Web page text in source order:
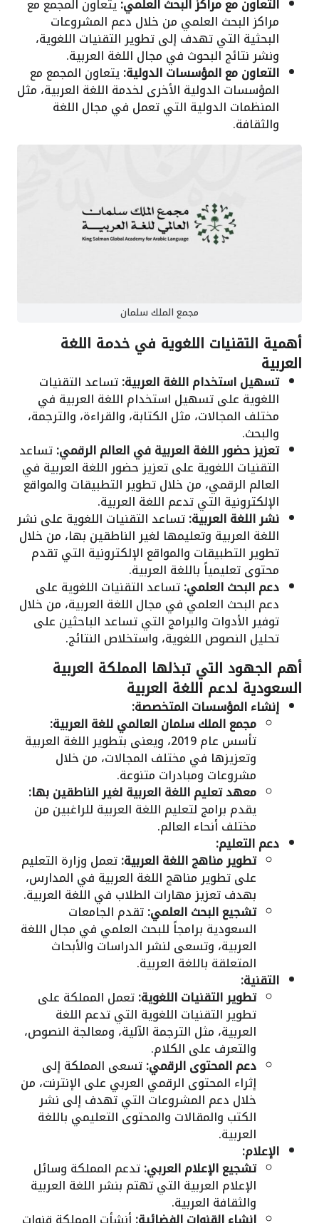
مراكز البحث العلمي من خلال دعم المشروعات
البحثية التي تهدف إلى تطوير التقنيات اللغوية،
ونشر نتائج البحوث في مجال اللغة العربية.
التعاون مع المؤسسات الدولية:يتعاون المجمع مع
المؤسسات الدولية الأخرى لخدمة اللغة العربية، مثل
المنظمات الدولية التي تعمل في مجال اللغة
والثقافة.
مجمع الملك سلمان
أهمية التقنيات اللغوية في خدمة اللغة
العربية
تسهيل استخدام اللغة العربية:تساعد التقنيات
اللغوية على تسهيل استخدام اللغة العربية في
مختلف المجالات، مثل الكتابة، والقراءة، والترجمة،
والبحث.
تعزيز حضور اللغة العربية في العالم الرقمي:تساعد
التقنيات اللغوية على تعزيز حضور اللغة العربية في
العالم الرقمي، من خلال تطوير التطبيقات والمواقع
الإلكترونية التي تدعم اللغة العربية.
نشر اللغة العربية:تساعد التقنيات اللغوية على نشر
اللغة العربية وتعليمها لغير الناطقين بها، من خلال
تطوير التطبيقات والمواقع الإلكترونية التي تقدم
محتوى تعليمياً باللغة العربية.
دعم البحث العلمي:تساعد التقنيات اللغوية على
دعم البحث العلمي في مجال اللغة العربية، من خلال
توفير الأدوات والبرامج التي تساعد الباحثين على
تحليل النصوص اللغوية، واستخلاص النتائج.
أهم الجهود التي تبذلها المملكة العربية
السعودية لدعم اللغة العربية
إنشاء المؤسسات المتخصصة:
مجمع الملك سلمان العالمي للغة العربية:
تأسس عام 2019، ويعنى بتطوير اللغة العربية
وتعزيزها في مختلف المجالات، من خلال
مشروعات ومبادرات متنوعة.
معهد تعليم اللغة العربية لغير الناطقين بها:
يقدم برامج لتعليم اللغة العربية للراغبين من
مختلف أنحاء العالم.
دعم التعليم:
تطوير مناهج اللغة العربية:تعمل وزارة التعليم
على تطوير مناهج اللغة العربية في المدارس،
بهدف تعزيز مهارات الطلاب في اللغة العربية.
تشجيع البحث العلمي:تقدم الجامعات
السعودية برامجاً للبحث العلمي في مجال اللغة
العربية، وتسعى لنشر الدراسات والأبحاث
المتعلقة باللغة العربية.
التقنية:
تطوير التقنيات اللغوية:تعمل المملكة على
تطوير التقنيات اللغوية التي تدعم اللغة
العربية، مثل الترجمة الآلية، ومعالجة النصوص،
والتعرف على الكلام.
دعم المحتوى الرقمي:تسعى المملكة إلى
إثراء المحتوى الرقمي العربي على الإنترنت، من
خلال دعم المشروعات التي تهدف إلى نشر
الكتب والمقالات والمحتوى التعليمي باللغة
العربية.
الإعلام:
تشجيع الإعلام العربي:تدعم المملكة وسائل
الإعلام العربية التي تهتم بنشر اللغة العربية
والثقافة العربية.